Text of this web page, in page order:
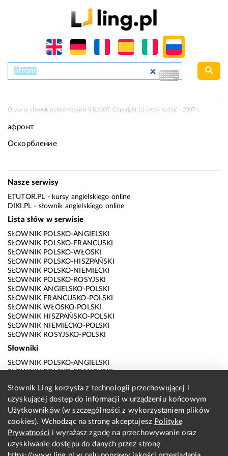
Otwarty słownik polsko-rosyjski V.8.2007, Copyright (c) Jerzy Kazojć - 2007 r.
афронт
Оскорбление
Nasze serwisy
ETUTOR.PL - kursy angielskiego online
DIKI.PL - słownik angielskiego online
Lista słów w serwisie
SŁOWNIK POLSKO-ANGIELSKI
SŁOWNIK POLSKO-FRANCUSKI
SŁOWNIK POLSKO-WŁOSKI
SŁOWNIK POLSKO-HISZPAŃSKI
SŁOWNIK POLSKO-NIEMIECKI
SŁOWNIK POLSKO-ROSYJSKI
SŁOWNIK ANGIELSKO-POLSKI
SŁOWNIK FRANCUSKO-POLSKI
SŁOWNIK WŁOSKO-POLSKI
SŁOWNIK HISZPAŃSKO-POLSKI
SŁOWNIK NIEMIECKO-POLSKI
SŁOWNIK ROSYJSKO-POLSKI
Słowniki
SŁOWNIK POLSKO-ANGIELSKI
SŁOWNIK POLSKO-FRANCUSKI
SŁOWNIK POLSKO-HISZPAŃSKI
SŁOWNIK POLSKO-NIEMIECKI
SŁOWNIK POLSKO-ROSYJSKI
SŁOWNIK ANGIELSKO-POLSKI
SŁOWNIK FRANCUSKO-POLSKI
SŁOWNIK WŁOSKO-POLSKI
SŁOWNIK HISZPAŃSKO-POLSKI
SŁOWNIK NIEMIECKO-POLSKI
Słownik Ling korzysta z technologii przechowującej i
uzyskującej dostęp do informacji w urządzeniu końcowym
Użytkowników (w szczególności z wykorzystaniem plików
cookies). Wchodząc na stronę akceptujesz Politykę
Prywatności i wyrażasz zgodę na przechowywanie oraz
uzyskiwanie dostępu do danych przez stronę